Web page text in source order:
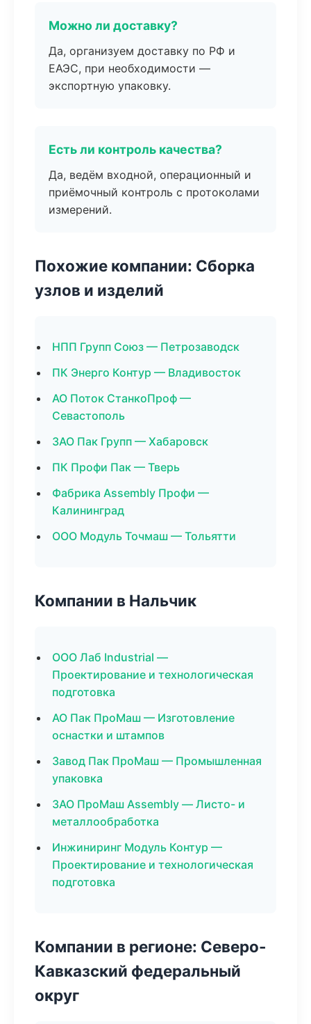
Можно ли доставку?
Да, организуем доставку по РФ и
ЕАЭС, при необходимости —
экспортную упаковку.
Есть ли контроль качества?
Да, ведём входной, операционный и
приёмочный контроль с протоколами
измерений.
Похожие компании: Сборка
узлов и изделий
НПП Групп Союз — Петрозаводск
ПК Энерго Контур — Владивосток
АО Поток СтанкоПроф —
Севастополь
ЗАО Пак Групп — Хабаровск
ПК Профи Пак — Тверь
Фабрика Assembly Профи —
Калининград
ООО Модуль Точмаш — Тольятти
Компании в Нальчик
ООО Лаб Industrial —
Проектирование и технологическая
подготовка
АО Пак ПроМаш — Изготовление
оснастки и штампов
Завод Пак ПроМаш — Промышленная
упаковка
ЗАО ПроМаш Assembly — Листо- и
металлообработка
Инжиниринг Модуль Контур —
Проектирование и технологическая
подготовка
Компании в регионе: Северо-
Кавказский федеральный
округ